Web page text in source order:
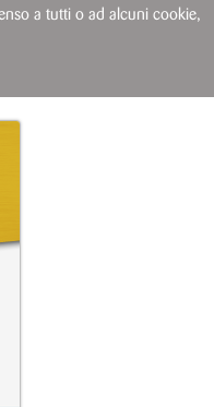
a tutti o ad alcuni cookie,